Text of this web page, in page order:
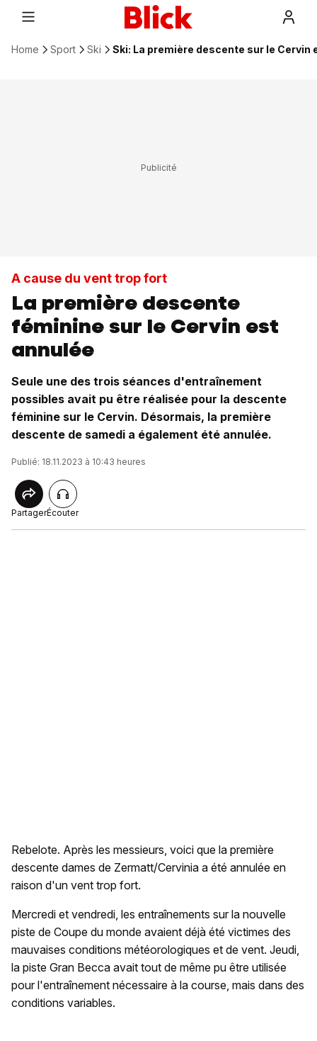
Home Sport Ski Ski: La première descente sur le Cervin
A cause du vent trop fort
La première descente
féminine sur le Cervin est
annulée
Seule une des trois séances d'entraînement
possibles avait pu être réalisée pour la descente
féminine sur le Cervin. Désormais, la première
descente de samedi a également été annulée.
Publié: 18.11.2023 à 10:43 heures
PartagerÉcouter
Rebelote. Après les messieurs, voici que la première
descente dames de Zermatt/Cervinia a été annulée en
raison d'un vent trop fort.
Mercredi et vendredi, les entraînements sur la nouvelle
piste de Coupe du monde avaient déjà été victimes des
mauvaises conditions météorologiques et de vent. Jeudi,
la piste Gran Becca avait tout de même pu être utilisée
pour l'entraînement nécessaire à la course, mais dans des
conditions variables.